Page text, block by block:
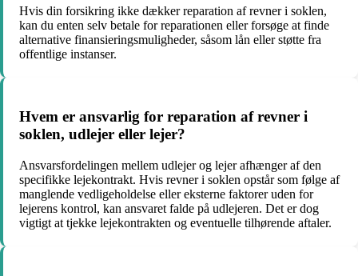
Hvis din forsikring ikke dækker reparation af revner i soklen,
kan du enten selv betale for reparationen eller forsøge at finde
alternative finansieringsmuligheder, såsom lån eller støtte fra
offentlige instanser.
Hvem er ansvarlig for reparation af revner i
soklen, udlejer eller lejer?
Ansvarsfordelingen mellem udlejer og lejer afhænger af den
specifikke lejekontrakt. Hvis revner i soklen opstår som følge af
manglende vedligeholdelse eller eksterne faktorer uden for
lejerens kontrol, kan ansvaret falde på udlejeren. Det er dog
vigtigt at tjekke lejekontrakten og eventuelle tilhørende aftaler.